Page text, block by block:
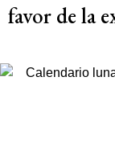
favor de la